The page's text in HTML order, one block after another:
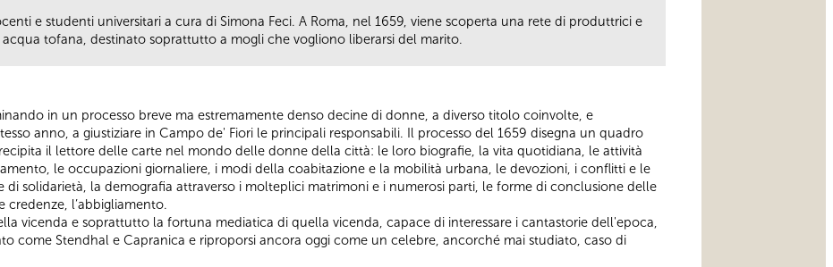
e studenti universitari a cura di Simona Feci. A Roma, nel 1659, viene scoperta una rete di produttrici e
tofana, destinato soprattutto a mogli che vogliono liberarsi del marito.
in un processo breve ma estremamente denso decine di donne, a diverso titolo coinvolte, e
anno, a giustiziare in Campo de' Fiori le principali responsabili. Il processo del 1659 disegna un quadro
il lettore delle carte nel mondo delle donne della città: le loro biografie, la vita quotidiana, le attività
le occupazioni giornaliere, i modi della coabitazione e la mobilità urbana, le devozioni, i conflitti e le
di solidarietà, la demografia attraverso i molteplici matrimoni e i numerosi parti, le forme di conclusione delle
credenze, l’abbigliamento.
vicenda e soprattutto la fortuna mediatica di quella vicenda, capace di interessare i cantastorie dell'epoca,
come Stendhal e Capranica e riproporsi ancora oggi come un celebre, ancorché mai studiato, caso di